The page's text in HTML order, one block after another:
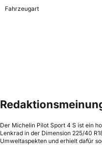
Fahrzeugart
Der Michelin Pilot Sport 4 S ist ein
Lenkrad in der Dimension 225/40
Umweltaspekten und erhielt dafür